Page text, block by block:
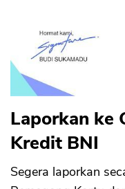
Laporkan ke
Kredit BNI
Segera laporkan